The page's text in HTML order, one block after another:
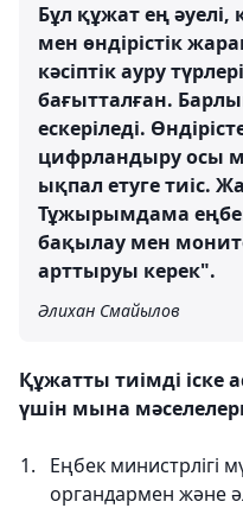
Бұл құжат ең әуелі,
мен өндірістік
кәсіптік ауру
бағытталған.
ескеріледі.
цифрландыру осы
ықпал етуге тиіс.
Тұжырымдама
бақылау мен
арттыруы керек".
Әлихан Смайылов
Құжатты тиімді
үшін мына
Еңбек министрлігі
органдармен және